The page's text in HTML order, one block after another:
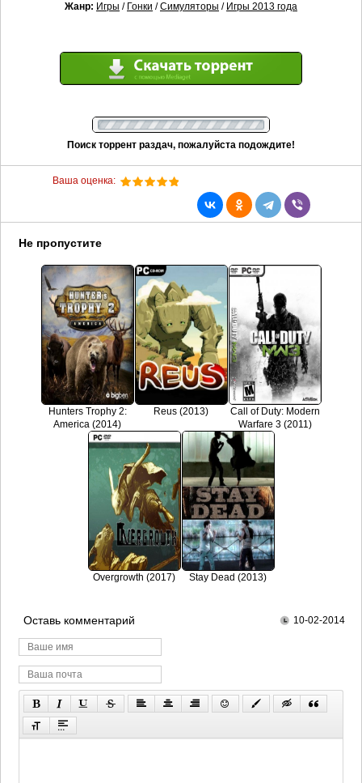
Жанр: Игры / Гонки /Симуляторы / Игры 2013 года
Поиск торрент раздач, пожалуйста подождите!
Ваша оценка:
Не пропустите
Hunters Trophy 2:
America (2014)
Reus (2013)
Call of Duty: Modern
Warfare 3 (2011)
Overgrowth (2017) Stay Dead (2013)
Оставь комментарий 10-02-2014